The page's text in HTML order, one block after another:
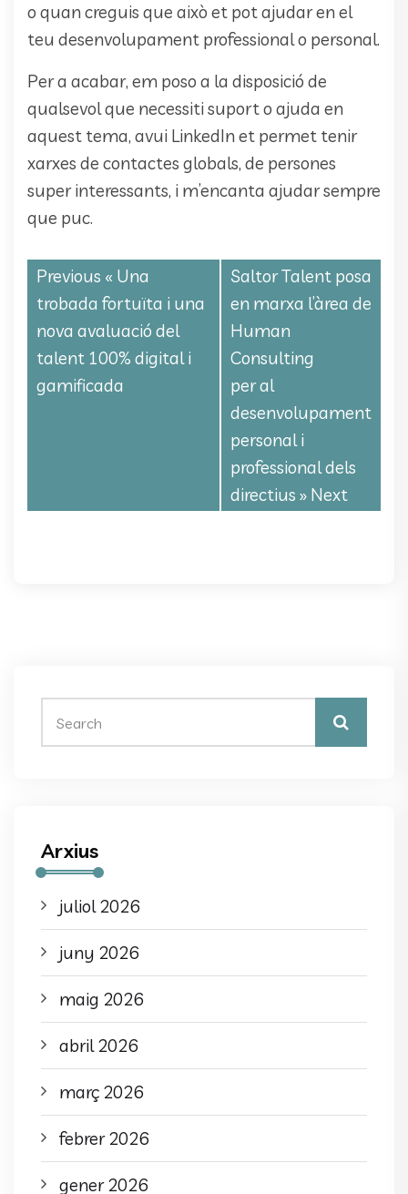
o quan creguis que això et pot ajudar en el
teu desenvolupament professional o personal.
Per a acabar, em poso a la disposició de
qualsevol que necessiti suport o ajuda en
aquest tema, avui LinkedIn et permet tenir
xarxes de contactes globals, de persones
super interessants, i m’encanta ajudar sempre
que puc.
Previous « Una
trobada fortuïta i una
nova avaluació del
talent 100% digital i
gamificada
Saltor Talent posa
en marxa l’àrea de
Human
Consulting
per al
desenvolupament
personal i
professional dels
directius » Next
Arxius
juliol 2026
juny 2026
maig 2026
abril 2026
març 2026
febrer 2026
gener 2026